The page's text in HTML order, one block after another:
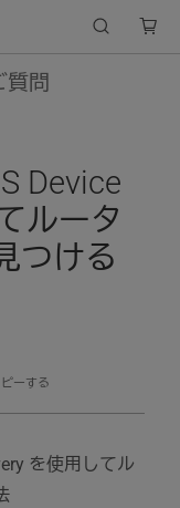
質問
Device
ルータ
つける
ーする
を使用してル